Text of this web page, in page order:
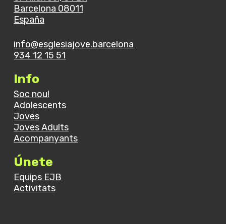
Barcelona 08011
España
info@esglesiajove.barcelona
934 12 15 51
Info
Soc nou!
Adolescents
Joves
Joves Adults
Acompanyants
Únete
Equips EJB
Activitats